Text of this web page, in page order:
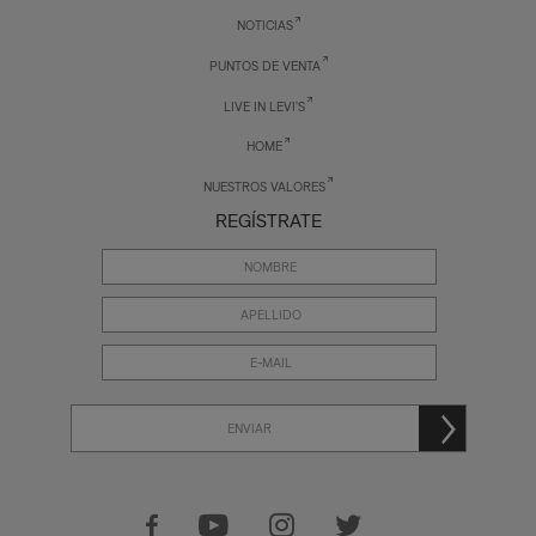
NOTICIAS
PUNTOS DE VENTA
LIVE IN LEVI'S
HOME
NUESTROS VALORES
REGÍSTRATE